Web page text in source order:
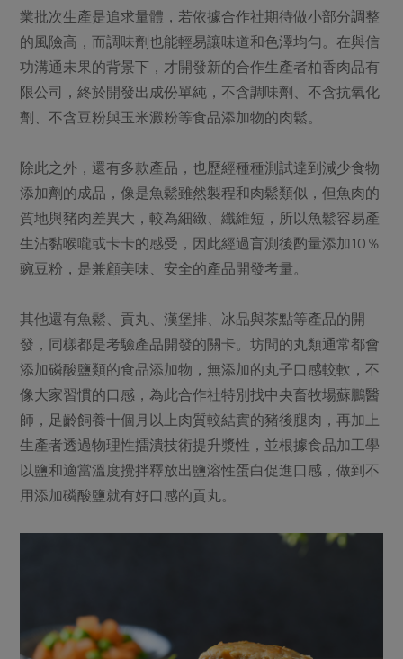
業批次生產是追求量體，若依據合作社期待做小部分調整
的風險高，而調味劑也能輕易讓味道和色澤均勻。在與信
功溝通未果的背景下，才開發新的合作生產者柏香肉品有
限公司，終於開發出成份單純，不含調味劑、不含抗氧化
劑、不含豆粉與玉米澱粉等食品添加物的肉鬆。
除此之外，還有多款產品，也歷經種種測試達到減少食物
添加劑的成品，像是魚鬆雖然製程和肉鬆類似，但魚肉的
質地與豬肉差異大，較為細緻、纖維短，所以魚鬆容易產
生沾黏喉嚨或卡卡的感受，因此經過盲測後酌量添加10％
豌豆粉，是兼顧美味、安全的產品開發考量。
其他還有魚鬆、貢丸、漢堡排、冰品與茶點等產品的開
發，同樣都是考驗產品開發的關卡。坊間的丸類通常都會
添加磷酸鹽類的食品添加物，無添加的丸子口感較軟，不
像大家習慣的口感，為此合作社特別找中央畜牧場蘇鵬醫
師，足齡飼養十個月以上肉質較結實的豬後腿肉，再加上
生產者透過物理性擂潰技術提升漿性，並根據食品加工學
以鹽和適當溫度攪拌釋放出鹽溶性蛋白促進口感，做到不
用添加磷酸鹽就有好口感的貢丸。